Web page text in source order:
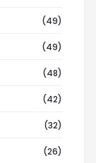
(49)
(49)
(48)
(42)
(32)
(26)